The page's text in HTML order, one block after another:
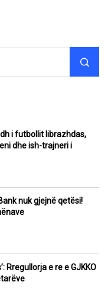
i futbollit librazhdas,
dhe ish-trajneri i
nuk gjejnë qetësi!
Rregullorja e re e GJKKO